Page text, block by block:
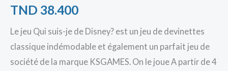
TND 38.400
Le jeu Qui suis-je de Disney? est un jeu de devinettes
classique indémodable et également un parfait jeu de
société de la marque KSGAMES. On le joue A partir de 4